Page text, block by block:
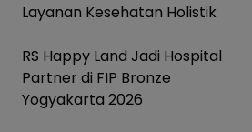
Layanan Kesehatan Holistik
RS Happy Land Jadi Hospital
Partner di FIP Bronze
Yogyakarta 2026